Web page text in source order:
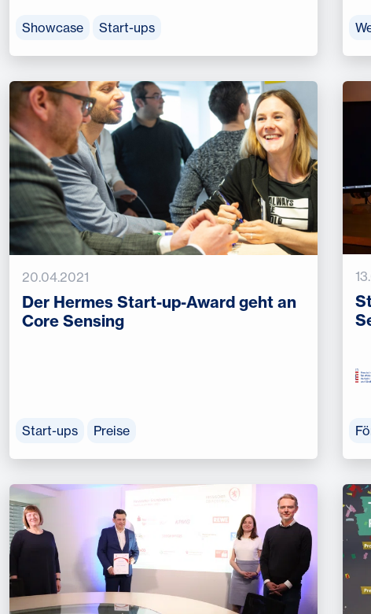
Showcase Start-ups
20.04.2021
Der Hermes Start-up-Award geht an
Core Sensing
Start-ups Preise